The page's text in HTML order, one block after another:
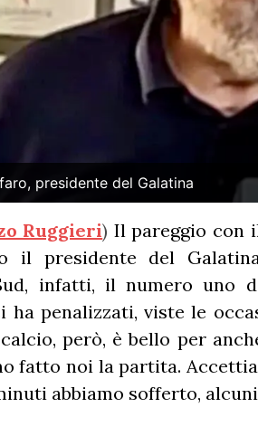
presidente del Galatina
Ruggieri) Il pareggio con
il presidente del
infatti, il numero uno
penalizzati, viste le
però, è bello per
fatto noi la partita.
abbiamo sofferto,